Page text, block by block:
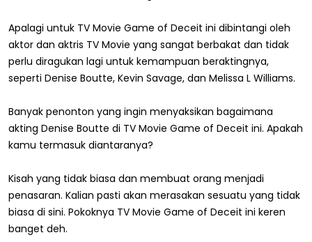
Apalagi untuk TV Movie Game of Deceit ini dibintangi oleh
aktor dan aktris TV Movie yang sangat berbakat dan tidak
perlu diragukan lagi untuk kemampuan beraktingnya,
seperti Denise Boutte, Kevin Savage, dan Melissa L Williams.
Banyak penonton yang ingin menyaksikan bagaimana
akting Denise Boutte di TV Movie Game of Deceit ini. Apakah
kamu termasuk diantaranya?
Kisah yang tidak biasa dan membuat orang menjadi
penasaran. Kalian pasti akan merasakan sesuatu yang tidak
biasa di sini. Pokoknya TV Movie Game of Deceit ini keren
banget deh.